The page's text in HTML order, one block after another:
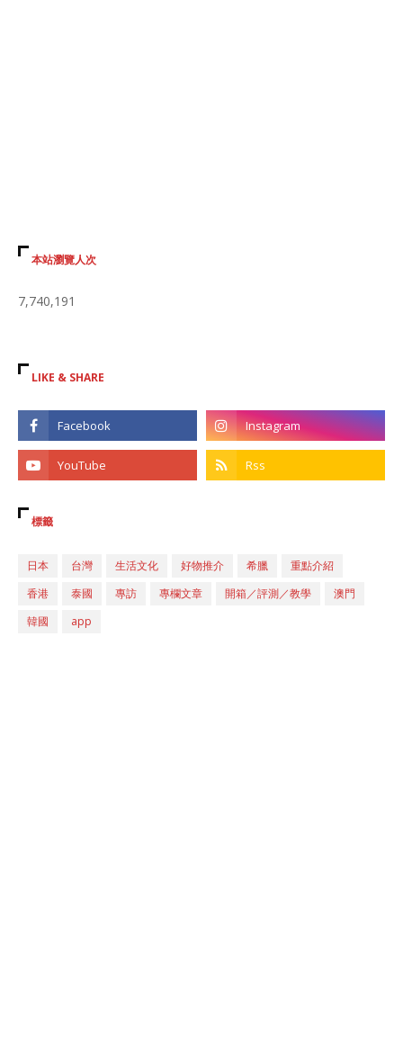
本站瀏覽人次
7,740,191
LIKE & SHARE
標籤
日本 台灣 生活文化 好物推介 希臘
重點介紹
香港
泰國 專訪 專欄文章 開箱／評測／教學
澳門
韓國
app